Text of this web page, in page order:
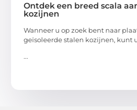
Ontdek een breed scala
kozijnen
Wanneer u op zoek bent naar
geïsoleerde stalen kozijnen, kunt
...